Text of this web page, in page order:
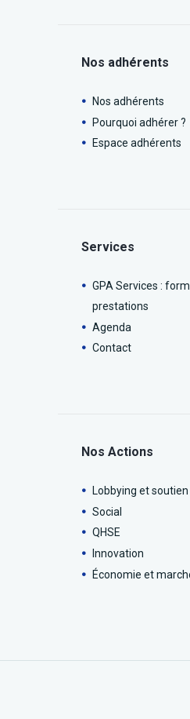
Nos adhérents
Nos adhérents
Pourquoi adhérer ?
Espace adhérents
Services
GPA Services :
prestations
Agenda
Contact
Nos Actions
Lobbying et
Social
QHSE
Innovation
Économie et